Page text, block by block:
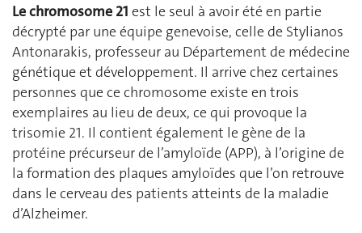
Le chromosome 21 est le seul à avoir été en partie
décrypté par une équipe genevoise, celle de Stylianos
Antonarakis, professeur au Département de médecine
génétique et développement. Il arrive chez certaines
personnes que ce chromosome existe en trois
exemplaires au lieu de deux, ce qui provoque la
trisomie 21. Il contient également le gène de la
protéine précurseur de l’amyloïde (APP), à l’origine de
la formation des plaques amyloïdes que l’on retrouve
dans le cerveau des patients atteints de la maladie
d’Alzheimer.